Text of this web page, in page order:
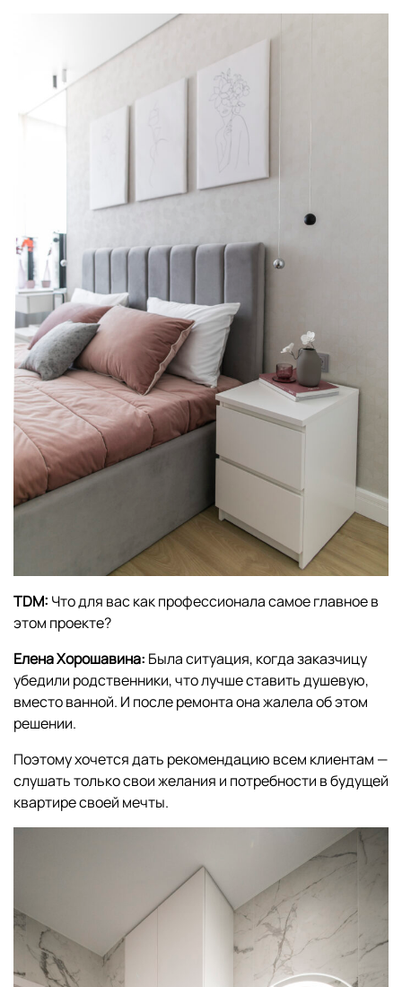
TDM: Что для вас как профессионала самое главное в
этом проекте?
Елена Хорошавина: Была ситуация, когда заказчицу
убедили родственники, что лучше ставить душевую,
вместо ванной. И после ремонта она жалела об этом
решении.
Поэтому хочется дать рекомендацию всем клиентам —
слушать только свои желания и потребности в будущей
квартире своей мечты.